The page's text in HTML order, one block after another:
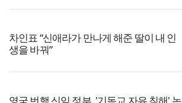
차인표 “신애라가 만나게 해준 딸이 내 인
생을 바꿔”